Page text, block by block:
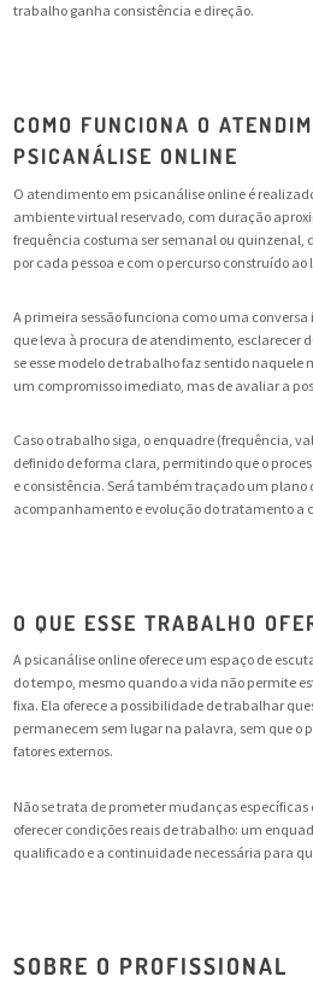
trabalho ganha consistência e direção.
COMO FUNCIONA O
PSICANÁLISE ONLINE
O atendimento em psicanálise online é
ambiente virtual reservado, com duração
frequência costuma ser semanal ou quinzenal,
por cada pessoa e com o percurso construído
A primeira sessão funciona como uma
que leva à procura de atendimento, esclarecer
se esse modelo de trabalho faz sentido naquele
um compromisso imediato, mas de avaliar a
Caso o trabalho siga, o enquadre (frequência,
definido de forma clara, permitindo que o
e consistência. Será também traçado um
acompanhamento e evolução do tratamento a
O QUE ESSE TRABALHO
A psicanálise online oferece um espaço de
do tempo, mesmo quando a vida não permite
fixa. Ela oferece a possibilidade de trabalhar
permanecem sem lugar na palavra, sem que o
fatores externos.
Não se trata de prometer mudanças
oferecer condições reais de trabalho: um
qualificado e a continuidade necessária para
SOBRE O PROFISSIONAL